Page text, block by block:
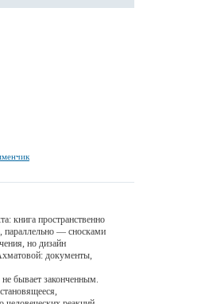
книга пространственно
параллельно — сносками
но дизайн
документы,
бывает законченным.